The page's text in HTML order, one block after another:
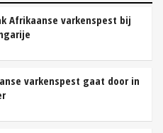
Afrikaanse varkenspest bij
varkenspest gaat door in